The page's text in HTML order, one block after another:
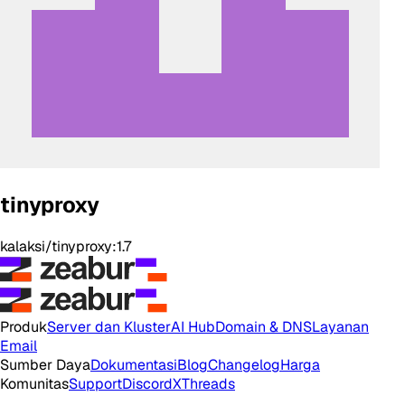
tinyproxy
kalaksi/tinyproxy:1.7
ProdukServer dan KlusterAI HubDomain & DNSLayanan
Email
Sumber DayaDokumentasiBlogChangelogHarga
KomunitasSupportDiscordXThreads